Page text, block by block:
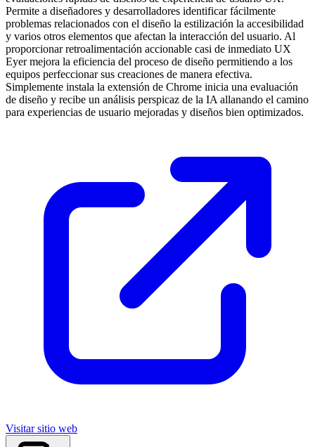
Permite a diseñadores y desarrolladores identificar fácilmente
problemas relacionados con el diseño la estilización la accesibilidad
y varios otros elementos que afectan la interacción del usuario. Al
proporcionar retroalimentación accionable casi de inmediato UX
Eyer mejora la eficiencia del proceso de diseño permitiendo a los
equipos perfeccionar sus creaciones de manera efectiva.
Simplemente instala la extensión de Chrome inicia una evaluación
de diseño y recibe un análisis perspicaz de la IA allanando el camino
para experiencias de usuario mejoradas y diseños bien optimizados.
Visitar sitio web